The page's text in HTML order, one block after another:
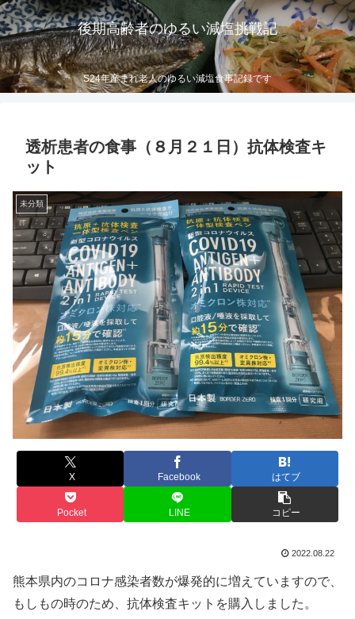
後期高齢者のゆるい減塩挑戦記
S24年産まれ老人のゆるい減塩食事記録です
透析患者の食事（８月２１日）抗体検査キ
ット
未分類
X Facebook はてブ
Pocket LINE コピー
2022.08.22
熊本県内のコロナ感染者数が爆発的に増えていますので、
もしもの時のため、抗体検査キットを購入しました。